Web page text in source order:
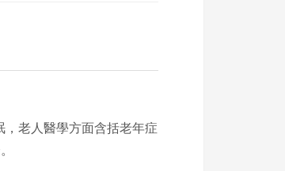
老人醫學方面含括老年症